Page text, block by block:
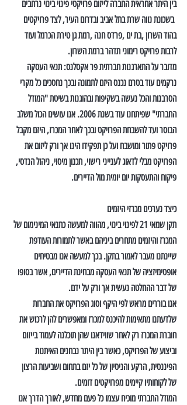
בין היתר אחראית החברה לייזום פרויקטי פינוי בינוי נרחבים
בשכונת נווה שרת בתל אביב ובדרום העיר, לצד פרויקטים
בהוד השרון ,בת ים ,פרדס חנה ,רמת גן טירת הכרמל ועוד
לרבות פרויקט רימוני תדהר ברמת השרון.
מדובר על התארגנות חברתית פר אקסלנס: תנאי העסקה
נרקמים עוד בטרם נכנס היזם לתמונה ובכך נחסכים כל מקרי
הסרבנות והכל נעשה בשקיפות ובהוגנות בשיטת "המודל
החברתי" שפיתחנו עוד בשנת 2006. אנו עושים הכול משלב
הבוסר ועד להשבחת הפרויקט ובכך לאחר המכרז, היזם מקבל
פרויקט פתור ומושבח ועל כן תפקידו הינו אך ורק ליזום את
הפרויקט מבלי לדאוג לענייני רישוי, תכנון מיסוי, ניהול הנדסי,
פיקוח והתעסקות יום יומית מול הדיירים.
כיצד נערכים מכרזי היזמים
תקן שמאי 21 לפינוי בינוי, מהווה למעשה כתנאי המינימום של
המכרז והיזמים מתחרים ביניהם באשר לתמורות העודפת
שיינתנו מעבר לאמור בתקן. בכך למעשה אנו מבטיחים
אופטימיזציה של תנאי העסקה מבחינת הדיירים, אשר בסופו
של דבר ההחלטה נעשית אך ורק על ידם.
אנו בוררים מראש לפי היקף וסוג הפרויקט את החברות
שלדעתנו מתאימות להיכנס למכרז ומאפשרים להן לרכוש את
חוברת המכרז רק לאחר שווידאנו שהן תוכלנה לעמוד בייזום
וביצוע של הפרויקט, כאשר בין היתר נבחנים האיתנות
הפיננסית, הרקע והניסיון של כל יזם בתחום ושביעות הרצון
של לקוחותיו קיימים מפרויקטים דומים.
המודל החברתי מוכיח עצמו כל פעם מחדש, לאורך הדרך אנו